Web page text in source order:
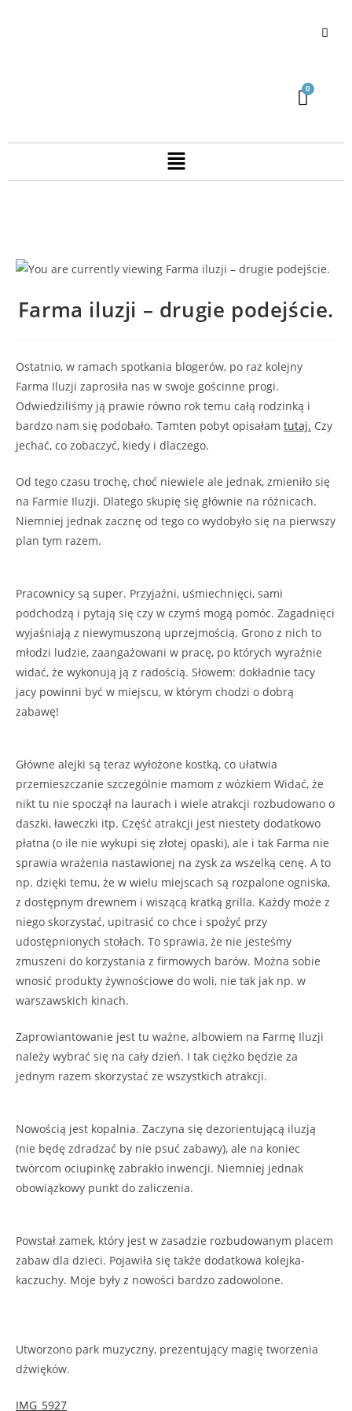
Farma iluzji – drugie podejście.
Ostatnio, w ramach spotkania blogerów, po raz kolejny
Farma Iluzji zaprosiła nas w swoje gościnne progi.
Odwiedziliśmy ją prawie równo rok temu całą rodzinką i
bardzo nam się podobało. Tamten pobyt opisałam tutaj. Czy
jechać, co zobaczyć, kiedy i dlaczego.
Od tego czasu trochę, choć niewiele ale jednak, zmieniło się
na Farmie Iluzji. Dlatego skupię się głównie na różnicach.
Niemniej jednak zacznę od tego co wydobyło się na pierwszy
plan tym razem.
Pracownicy są super. Przyjaźni, uśmiechnięci, sami
podchodzą i pytają się czy w czymś mogą pomóc. Zagadnięci
wyjaśniają z niewymuszoną uprzejmością. Grono z nich to
młodzi ludzie, zaangażowani w pracę, po których wyraźnie
widać, że wykonują ją z radością. Słowem: dokładnie tacy
jacy powinni być w miejscu, w którym chodzi o dobrą
zabawę!
Główne alejki są teraz wyłożone kostką, co ułatwia
przemieszczanie szczególnie mamom z wózkiem Widać, że
nikt tu nie spoczął na laurach i wiele atrakcji rozbudowano o
daszki, ławeczki itp. Część atrakcji jest niestety dodatkowo
płatna (o ile nie wykupi się złotej opaski), ale i tak Farma nie
sprawia wrażenia nastawionej na zysk za wszelką cenę. A to
np. dzięki temu, że w wielu miejscach są rozpalone ogniska,
z dostępnym drewnem i wiszącą kratką grilla. Każdy może z
niego skorzystać, upitrasić co chce i spożyć przy
udostępnionych stołach. To sprawia, że nie jesteśmy
zmuszeni do korzystania z firmowych barów. Można sobie
wnosić produkty żywnościowe do woli, nie tak jak np. w
warszawskich kinach.
Zaprowiantowanie jest tu ważne, albowiem na Farmę Iluzji
należy wybrać się na cały dzień. I tak ciężko będzie za
jednym razem skorzystać ze wszystkich atrakcji.
Nowością jest kopalnia. Zaczyna się dezorientującą iluzją
(nie będę zdradzać by nie psuć zabawy), ale na koniec
twórcom ociupinkę zabrakło inwencji. Niemniej jednak
obowiązkowy punkt do zaliczenia.
Powstał zamek, który jest w zasadzie rozbudowanym placem
zabaw dla dzieci. Pojawiła się także dodatkowa kolejka-
kaczuchy. Moje były z nowości bardzo zadowolone.
Utworzono park muzyczny, prezentujący magię tworzenia
dźwięków.
IMG_5927